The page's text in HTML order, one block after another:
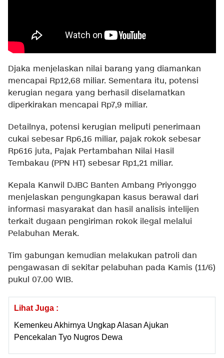
Djaka menjelaskan nilai barang yang diamankan
mencapai Rp12,68 miliar. Sementara itu, potensi
kerugian negara yang berhasil diselamatkan
diperkirakan mencapai Rp7,9 miliar.
Detailnya, potensi kerugian meliputi penerimaan
cukai sebesar Rp6,16 miliar, pajak rokok sebesar
Rp616 juta, Pajak Pertambahan Nilai Hasil
Tembakau (PPN HT) sebesar Rp1,21 miliar.
Kepala Kanwil DJBC Banten Ambang Priyonggo
menjelaskan pengungkapan kasus berawal dari
informasi masyarakat dan hasil analisis intelijen
terkait dugaan pengiriman rokok ilegal melalui
Pelabuhan Merak.
Tim gabungan kemudian melakukan patroli dan
pengawasan di sekitar pelabuhan pada Kamis (11/6)
pukul 07.00 WIB.
Lihat Juga :
Kemenkeu Akhirnya Ungkap Alasan Ajukan
Pencekalan Tyo Nugros Dewa